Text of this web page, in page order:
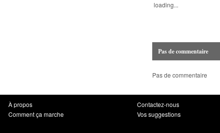
loading...
Pas de commentaire
Pas de commentaire
À propos
Comment ça marche
Contactez-nous
Vos suggestions